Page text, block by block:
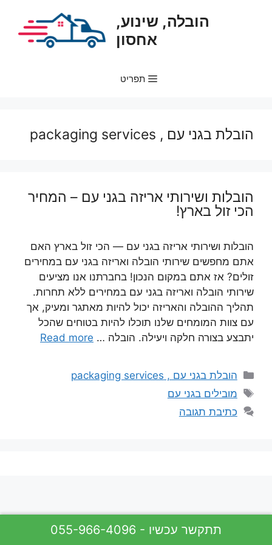
הובלה, שינוע,
אחסון
תפריט
הובלת בגני עם , packaging services
הובלות ושירותי אריזה בגני עם – המחיר
הכי זול בארץ!
הובלות ושירותי אריזה בגני עם — הכי זול בארץ האם
אתם מחפשים שירותי הובלה ואריזה בגני עם במחירים
זולים? אז אתם במקום הנכון! בחברתנו אנו מציעים
שירותי הובלה ואריזה בגני עם במחירים ללא תחרות.
תהליך ההובלה והאריזה יכול להיות מאתגר ומעיק, אך
עם צוות המומחים שלנו תוכלו להיות בטוחים שהכל
יתבצע בצורה חלקה ויעילה. הובלה … Read more
קטגוריות
הובלת בגני עם , packaging services
תגיות
מובילים בגני עם
כתיבת תגובה
055-966-4096 - תתקשר עכשיו